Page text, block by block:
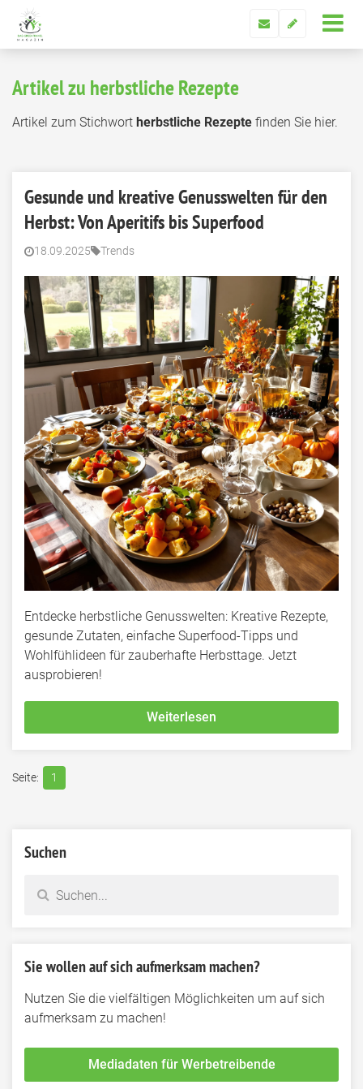
Artikel zu herbstliche Rezepte
Artikel zum Stichwort herbstliche Rezepte finden Sie hier.
Gesunde und kreative Genusswelten für den
Herbst: Von Aperitifs bis Superfood
18.09.2025 Trends
Entdecke herbstliche Genusswelten: Kreative Rezepte,
gesunde Zutaten, einfache Superfood-Tipps und
Wohlfühlideen für zauberhafte Herbsttage. Jetzt
ausprobieren!
Weiterlesen
1
Suchen
Sie wollen auf sich aufmerksam machen?
Nutzen Sie die vielfältigen Möglichkeiten um auf sich
aufmerksam zu machen!
Mediadaten für Werbetreibende